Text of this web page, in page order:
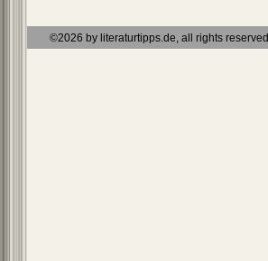
©2026 by literaturtipps.de, all rights reserved